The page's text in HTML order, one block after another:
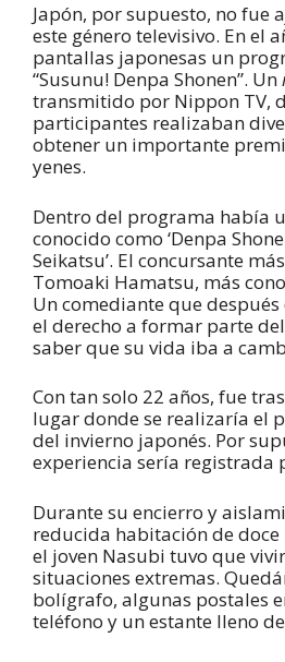
Japón, por supuesto, no fue
este género televisivo. En el
pantallas japonesas un
“Susunu! Denpa Shonen”. Un
transmitido por Nippon TV,
participantes realizaban
obtener un importante
yenes.
Dentro del programa había
conocido como ‘Denpa
Seikatsu’. El concursante
Tomoaki Hamatsu, más
Un comediante que
el derecho a formar parte
saber que su vida iba a
Con tan solo 22 años, fue
lugar donde se realizaría el
del invierno japonés. Por
experiencia sería registrada
Durante su encierro y
reducida habitación de
el joven Nasubi tuvo que
situaciones extremas.
bolígrafo, algunas postales
teléfono y un estante lleno